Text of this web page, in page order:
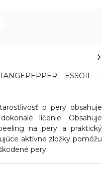
ESSOIL -
o pery obsahuje
líčenie. Obsahuje
na pery a praktický
aktívne zložky pomôžu
pery.